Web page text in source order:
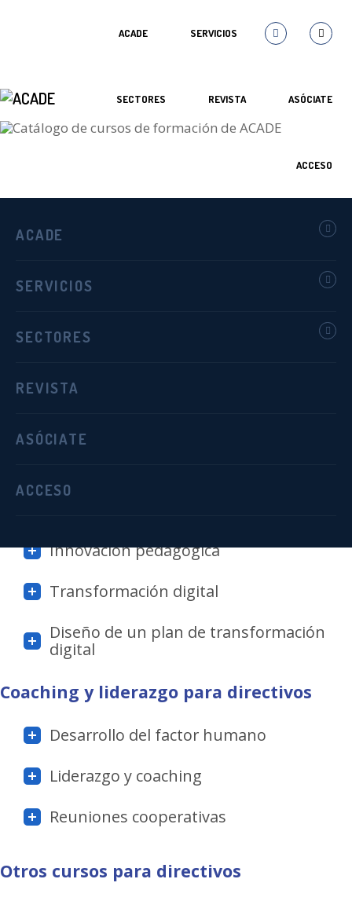
ACADE SERVICIOS
SECTORES REVISTA ASÓCIATE
ACCESO
ACADE
SERVICIOS
SECTORES
REVISTA
ASÓCIATE
ACCESO
Gestión para directivos
Estrategia y excelencia educativa
Innovación pedagógica
Transformación digital
Diseño de un plan de transformación
digital
Coaching y liderazgo para directivos
Desarrollo del factor humano
Liderazgo y coaching
Reuniones cooperativas
Otros cursos para directivos